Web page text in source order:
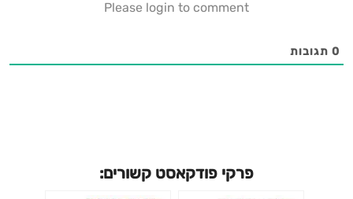
Please login to comment
0 תגובות
פרקי פודקאסט קשורים: